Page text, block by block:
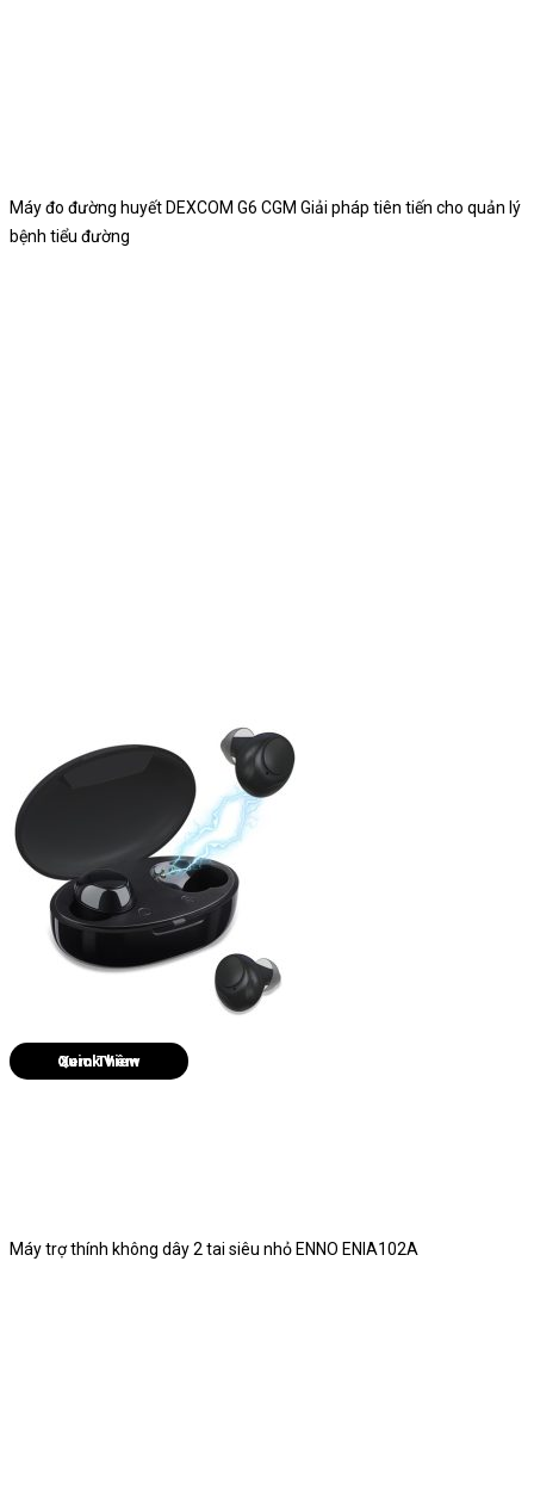
Máy đo đường huyết DEXCOM G6 CGM Giải pháp tiên tiến cho quản lý
bệnh tiểu đường
Quick View
Máy trợ thính không dây 2 tai siêu nhỏ ENNO ENIA102A